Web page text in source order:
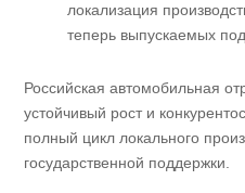
локализация
теперь выпускаемых
Российская автомобильная
устойчивый рост и
полный цикл локального
государственной поддержки.